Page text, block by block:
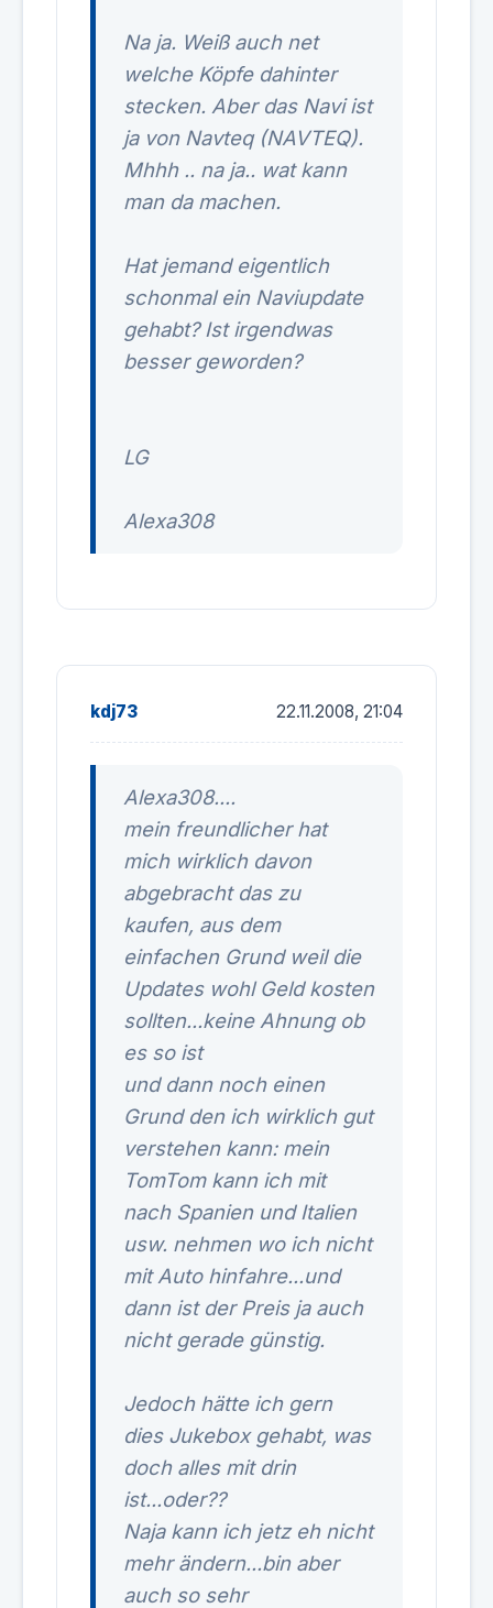
Na ja. Weiß auch net
welche Köpfe dahinter
stecken. Aber das Navi ist
ja von Navteq (NAVTEQ).
Mhhh .. na ja.. wat kann
man da machen.
Hat jemand eigentlich
schonmal ein Naviupdate
gehabt? Ist irgendwas
besser geworden?
LG
Alexa308
kdj73 22.11.2008, 21:04
Alexa308....
mein freundlicher hat
mich wirklich davon
abgebracht das zu
kaufen, aus dem
einfachen Grund weil die
Updates wohl Geld kosten
sollten...keine Ahnung ob
es so ist
und dann noch einen
Grund den ich wirklich gut
verstehen kann: mein
TomTom kann ich mit
nach Spanien und Italien
usw. nehmen wo ich nicht
mit Auto hinfahre...und
dann ist der Preis ja auch
nicht gerade günstig.
Jedoch hätte ich gern
dies Jukebox gehabt, was
doch alles mit drin
ist...oder??
Naja kann ich jetz eh nicht
mehr ändern...bin aber
auch so sehr